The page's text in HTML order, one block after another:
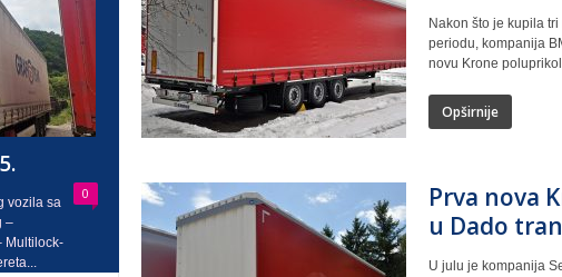
Nakon što je kupila
periodu, kompanija
novu Krone
Opširnije
Prva nova
u Dado
U julu je kompanija
0
vozila sa
–
Multilock-